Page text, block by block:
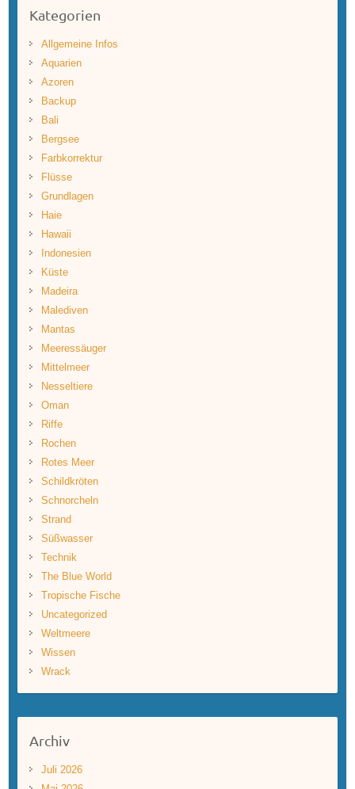
Kategorien
Allgemeine Infos
Aquarien
Azoren
Backup
Bali
Bergsee
Farbkorrektur
Flüsse
Grundlagen
Haie
Hawaii
Indonesien
Küste
Madeira
Malediven
Mantas
Meeressäuger
Mittelmeer
Nesseltiere
Oman
Riffe
Rochen
Rotes Meer
Schildkröten
Schnorcheln
Strand
Süßwasser
Technik
The Blue World
Tropische Fische
Uncategorized
Weltmeere
Wissen
Wrack
Archiv
Juli 2026